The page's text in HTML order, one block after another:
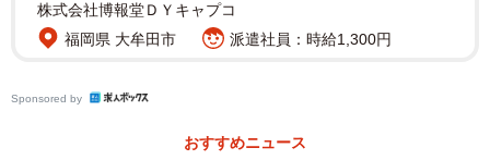
株式会社博報堂ＤＹキャプコ
福岡県 大牟田市
派遣社員：時給1,300円
Sponsored by
おすすめニュース